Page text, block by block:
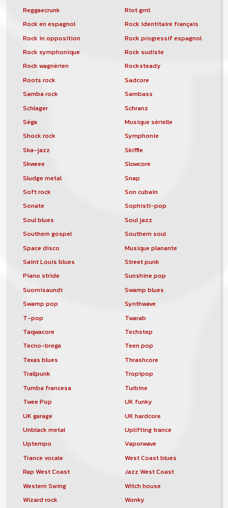
Reggaecrunk
Riot grrrl
Rock en espagnol
Rock identitaire français
Rock in opposition
Rock progressif espagnol
Rock symphonique
Rock sudiste
Rock wagnérien
Rocksteady
Roots rock
Sadcore
Samba rock
Sambass
Schlager
Schranz
Séga
Musique sérielle
Shock rock
Symphonie
Ska-jazz
Skiffle
Skweee
Slowcore
Sludge metal
Snap
Soft rock
Son cubain
Sonate
Sophisti-pop
Soul blues
Soul jazz
Southern gospel
Southern soul
Space disco
Musique planante
Saint Louis blues
Street punk
Piano stride
Sunshine pop
Suomisaundi
Swamp blues
Swamp pop
Synthwave
T-pop
Twarab
Taqwacore
Techstep
Tecno-brega
Teen pop
Texas blues
Thrashcore
Trallpunk
Tropipop
Tumba francesa
Turbine
Twee Pop
UK funky
UK garage
UK hardcore
Unblack metal
Uplifting trance
Uptempo
Vaporwave
Trance vocale
West Coast blues
Rap West Coast
Jazz West Coast
Western Swing
Witch house
Wizard rock
Wonky